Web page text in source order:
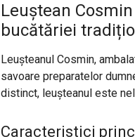
Leuștean
bucătăriei
Leușteanul Cosmin,
savoare preparatelor
distinct, leușteanul este
Caracteristici